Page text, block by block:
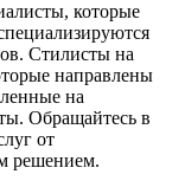
которые
Стилисты на
направлены
на
Обращайтесь в
от
решением.